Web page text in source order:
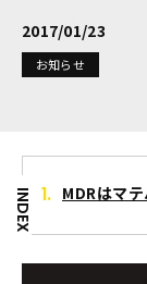
2017/01/23
お知らせ
INDEX MDRはマ